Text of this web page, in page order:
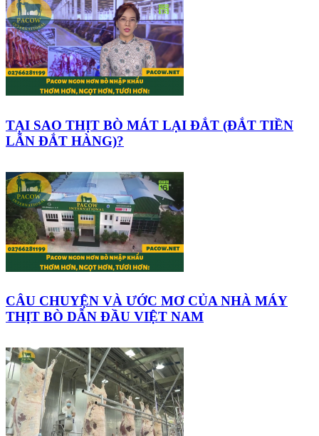
TẠI SAO THỊT BÒ MÁT LẠI ĐẮT (ĐẮT TIỀN
LẪN ĐẮT HÀNG)?
CÂU CHUYỆN VÀ ƯỚC MƠ CỦA NHÀ MÁY
THỊT BÒ DẪN ĐẦU VIỆT NAM